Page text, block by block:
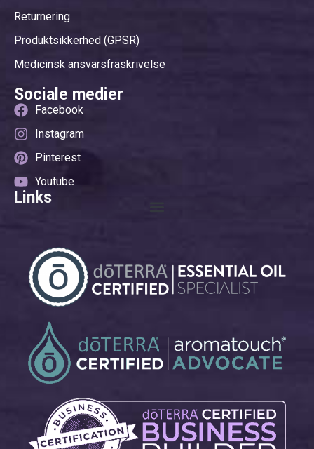
Returnering
Produktsikkerhed (GPSR)
Medicinsk ansvarsfraskrivelse
Sociale medier
Facebook
Instagram
Pinterest
Youtube
Links